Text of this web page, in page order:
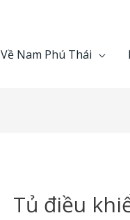
Về Nam Phú Thái
Tủ điều